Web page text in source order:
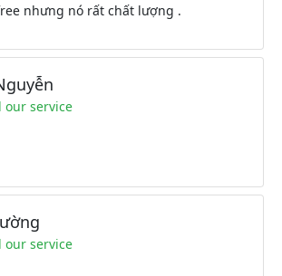
nhưng nó rất chất lượng .
our service
our service